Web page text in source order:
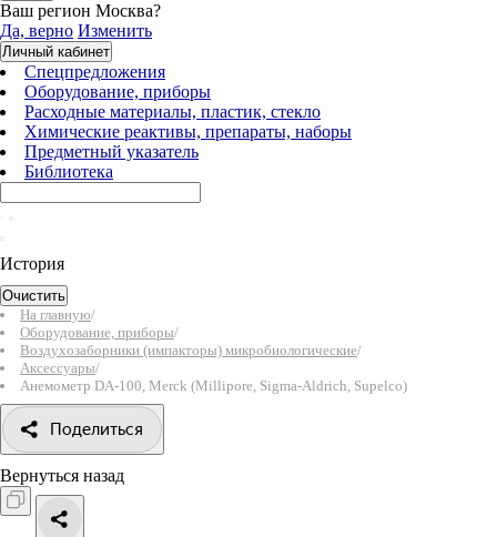
Ваш регион Москва?
Да, верно Изменить
Личный кабинет
Спецпредложения
Оборудование, приборы
Расходные материалы, пластик, стекло
Химические реактивы, препараты, наборы
Предметный указатель
Библиотека
История
Очистить
На главную/
Оборудование, приборы/
Воздухозаборники (импакторы) микробиологические/
Аксессуары/
Анемометр DA-100, Merck (Millipore, Sigma-Aldrich, Supelco)
Поделиться
Вернуться назад